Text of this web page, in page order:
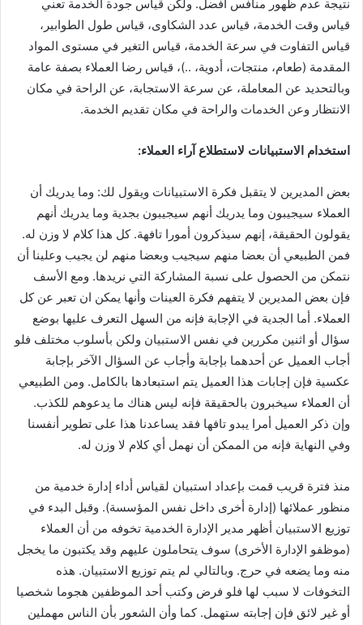
نتيجة عدم ظهور منافس أفضل. ولكن قياس جودة الخدمة تعني
قياس وقت الخدمة، قياس عدد الشكاوى، قياس طول الطوابير،
قياس التفاوت في سرعة الخدمة، قياس التغير في مستوى المواد
المقدمة (طعام، منتجات، أدوية، ..)، قياس رضا العملاء بصفة عامة
وبالتحديد عن المعاملة، عن سرعة الاستجابة، عن الراحة في مكان
الانتظار وعن الخدمات والراحة في مكان تقديم الخدمة.
استخدام الاستبيانات لاستطلاع آراء العملاء:
بعض المديرين لا يتقبل فكرة الاستبيانات ويقول لك: وما يدريك أن
العملاء سيجيبون وما يدريك أنهم سيجيبون بجدية وما يدريك أنهم
يقولون الحقيقة، إنهم سيذكرون أمورا تافهة. كل هذا كلام لا وزن له.
فمن الطبيعي أن بعضا منهم سيجيب وبعضا منهم لن يجيب وعلينا أن
نتمكن من الحصول على نسبة المشاركة التي نريدها. ومع الأسف
فإن بعض المديرين لا يتفهم فكرة العينات وأنها يمكن ان تعبر عن كل
العملاء. أما الجدية في الإجابة فإنه من السهل التعرف عليها بوضع
سؤال أو اثنين مكررين في نفس الاستبيان ولكن بأسلوب مختلف فلو
أجاب العميل عن أحدهما بإجابة وأجاب عن السؤال الآخر بإجابة
عكسية فإن إجابات هذا العميل يتم استبعادها بالكامل. ومن الطبيعي
أن العملاء سيخبرون بالحقيقة فإنه ليس هناك ما يدعوهم للكذب.
وإن ذكر العميل أمرا يبدو تافها فقد يساعدنا هذا على تطوير أنفسنا
وفي النهاية فإنه من الممكن أن نهمل أي كلام لا وزن له.
منذ فترة قريب قمت بإعداد استبيان لقياس أداء إدارة خدمية من
منظور عملائها (إدارة أخرى داخل نفس المؤسسة). وقبل البدء في
توزيع الاستبيان أظهر مدير الإدارة الخدمية تخوفه من أن العملاء
(موظفو الإدارة الأخرى) سوف يتحاملون عليهم وقد يكتبون ما يخجل
منه وما يضعه في حرج. وبالتالي لم يتم توزيع الاستبيان. هذه
التخوفات لا سبب لها فلو فرض وكتب أحد الموظفين هجوما شخصيا
أو غير لائق فإن إجابته ستهمل. كما وأن الشعور بأن الناس مهملين